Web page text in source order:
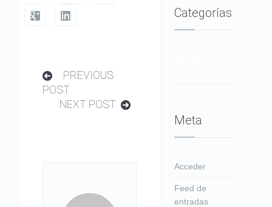
PREVIOUS
POST
NEXT POST
Categorías
Meta
Acceder
Feed de
entradas